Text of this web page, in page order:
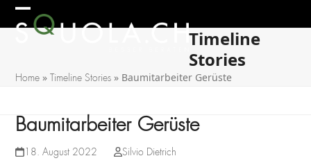
Skip
to Open
menu
Close
menu
Timeline
Stories
Home » Timeline Stories » Baumitarbeiter Gerüste
Baumitarbeiter Gerüste
18. August 2022 Silvio Dietrich